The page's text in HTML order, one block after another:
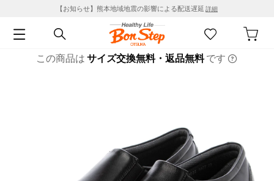
【お知らせ】熊本地域地震の影響による配送遅延 詳細
この商品は サイズ交換無料・返品無料です